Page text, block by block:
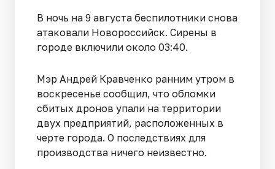
В ночь на 9 августа беспилотники снова
атаковали Новороссийск. Сирены в
городе включили около 03:40.
Мэр Андрей Кравченко ранним утром в
воскресенье сообщил, что обломки
сбитых дронов упали на территории
двух предприятий, расположенных в
черте города. О последствиях для
производства ничего неизвестно.